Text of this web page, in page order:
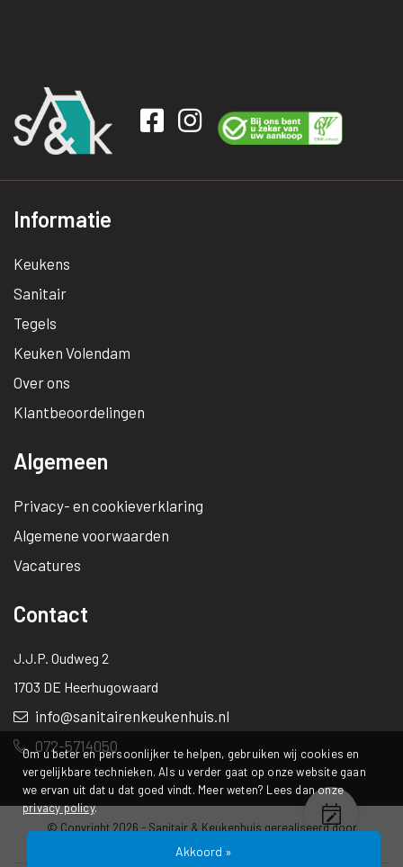
Informatie
Keukens
Sanitair
Tegels
Keuken Volendam
Over ons
Klantbeoordelingen
Algemeen
Privacy- en cookieverklaring
Algemene voorwaarden
Vacatures
Contact
J.J.P. Oudweg 2
1703 DE Heerhugowaard
info@sanitairenkeukenhuis.nl
072-5714050
© Copyright 2026 - Sanitair & Keukenhuis gerealiseerd door
Studioweb.nl
Om u beter en persoonlijker te helpen, gebruiken wij cookies en
vergelijkbare technieken. Als u verder gaat op onze website gaan
we ervan uit dat u dat goed vindt. Meer weten? Lees dan onze
privacy policy.
Akkoord »